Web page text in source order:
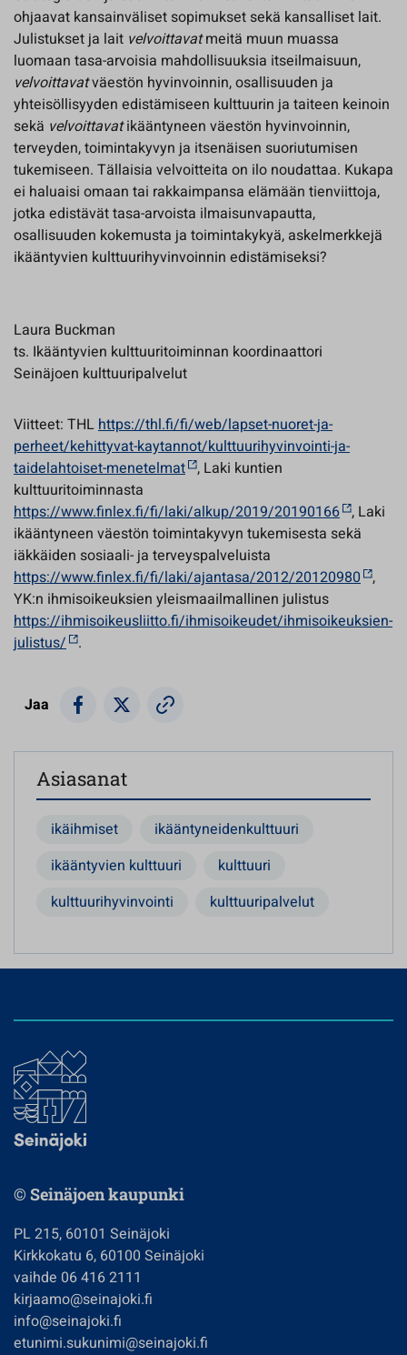
ohjaavat kansainväliset sopimukset sekä kansalliset lait.
Julistukset ja lait velvoittavatmeitä muun muassa
luomaan tasa-arvoisia mahdollisuuksia itseilmaisuun,
velvoittavatväestön hyvinvoinnin, osallisuuden ja
yhteisöllisyyden edistämiseen kulttuurin ja taiteen keinoin
sekä velvoittavatikääntyneen väestön hyvinvoinnin,
terveyden, toimintakyvyn ja itsenäisen suoriutumisen
tukemiseen. Tällaisia velvoitteita on ilo noudattaa. Kukapa
ei haluaisi omaan tai rakkaimpansa elämään tienviittoja,
jotka edistävät tasa-arvoista ilmaisunvapautta,
osallisuuden kokemusta ja toimintakykyä, askelmerkkejä
ikääntyvien kulttuurihyvinvoinnin edistämiseksi?
Laura Buckman
ts. Ikääntyvien kulttuuritoiminnan koordinaattori
Seinäjoen kulttuuripalvelut
Viitteet: THLhttps://thl.fi/fi/web/lapset-nuoret-ja-
perheet/kehittyvat-kaytannot/kulttuurihyvinvointi-ja-
taidelahtoiset-menetelmat , Laki kuntien
kulttuuritoiminnasta
https://www.finlex.fi/fi/laki/alkup/2019/20190166 , Laki
ikääntyneen väestön toimintakyvyn tukemisesta sekä
iäkkäiden sosiaali- ja terveyspalveluista
https://www.finlex.fi/fi/laki/ajantasa/2012/20120980 ,
YK:n ihmisoikeuksien yleismaailmallinen julistus
https://ihmisoikeusliitto.fi/ihmisoikeudet/ihmisoikeuksien-
julistus/ .
Jaa
Asiasanat
ikäihmiset
ikääntyneidenkulttuuri
ikääntyvien kulttuuri
kulttuuri
kulttuurihyvinvointi
kulttuuripalvelut
© Seinäjoen kaupunki
PL 215, 60101 Seinäjoki
Kirkkokatu 6, 60100 Seinäjoki
vaihde 06 416 2111
kirjaamo@seinajoki.fi
info@seinajoki.fi
etunimi.sukunimi@seinajoki.fi